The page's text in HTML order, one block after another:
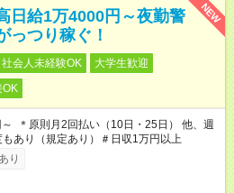
NEW
日給1万4000円～夜勤警
っつり稼ぐ！
社会人未経験OK
大学生歓迎
OK
～ ＊原則月2回払い（10日・25日） 他、週
あり（規定あり）＃日収1万円以上
り